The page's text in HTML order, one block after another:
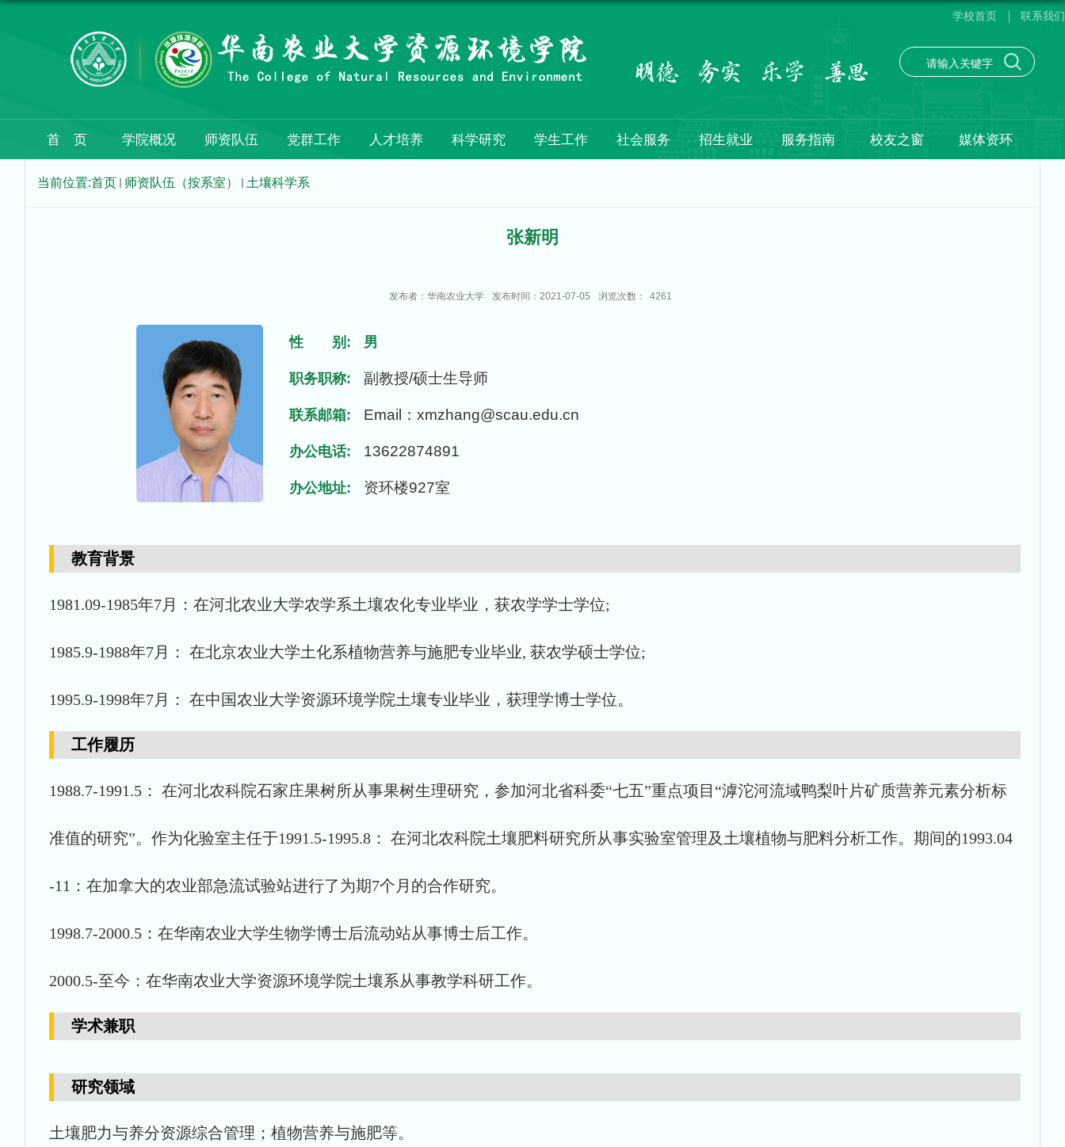
学校首页 联系我们
首 页 学院概况 师资队伍 党群工作 人才培养 科学研究 学生工作 社会服务 招生就业 服务指南 校友之窗 媒体资环
当前位置:首页 师资队伍（按系室） 土壤科学系
张新明
发布者：华南农业大学 发布时间：2021-07-05 浏览次数： 4261
性 别: 男
职务职称: 副教授/硕士生导师
联系邮箱: Email：xmzhang@scau.edu.cn
办公电话: 13622874891
办公地址: 资环楼927室
教育背景
1981.09-1985年7月：在河北农业大学农学系土壤农化专业毕业，获农学学士学位;
1985.9-1988年7月： 在北京农业大学土化系植物营养与施肥专业毕业, 获农学硕士学位;
1995.9-1998年7月： 在中国农业大学资源环境学院土壤专业毕业，获理学博士学位。
工作履历
1988.7-1991.5： 在河北农科院石家庄果树所从事果树生理研究，参加河北省科委“七五”重点项目“滹沱河流域鸭梨叶片矿质营养元素分析标
准值的研究”。作为化验室主任于1991.5-1995.8： 在河北农科院土壤肥料研究所从事实验室管理及土壤植物与肥料分析工作。期间的1993.04
-11：在加拿大的农业部急流试验站进行了为期7个月的合作研究。
1998.7-2000.5：在华南农业大学生物学博士后流动站从事博士后工作。
2000.5-至今：在华南农业大学资源环境学院土壤系从事教学科研工作。
学术兼职
研究领域
土壤肥力与养分资源综合管理；植物营养与施肥等。